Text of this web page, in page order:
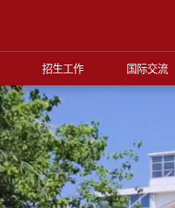
招生工作 国际交流